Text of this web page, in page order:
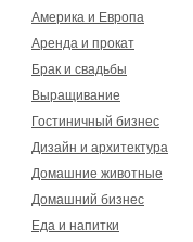
Америка и Европа
Аренда и прокат
Брак и свадьбы
Выращивание
Гостиничный бизнес
Дизайн и архитектура
Домашние животные
Домашний бизнес
Еда и напитки